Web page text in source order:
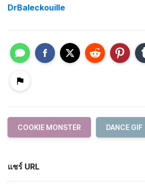
DrBaleckouille
COOKIE MONSTER DANCE GIF
แชร์ URL